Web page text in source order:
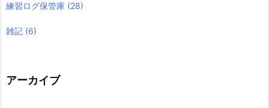
練習ログ保管庫 (28)
雑記 (6)
アーカイブ